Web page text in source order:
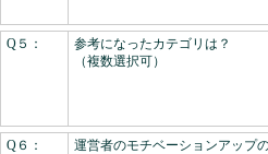
Q５：
参考になったカテゴリは？
（複数選択可）
Q６：
運営者のモチベーションアップ